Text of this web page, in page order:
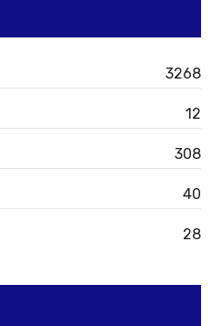
3268
12
308
40
28